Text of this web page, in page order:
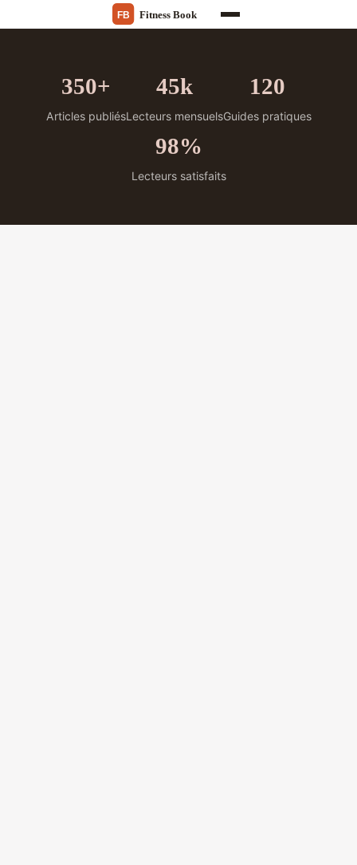
350+
Articles publiés
45k
Lecteurs mensuels
120
Guides pratiques
98%
Lecteurs satisfaits